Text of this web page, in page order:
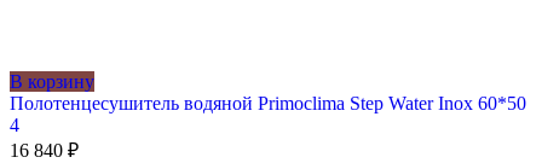
В корзину
Полотенцесушитель водяной Primoclima Step Water Inox 60*50
4
16 840 ₽